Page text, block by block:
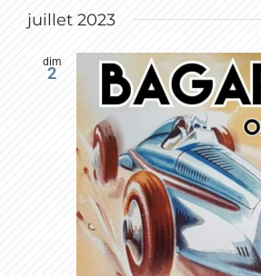
juillet 2023
dim
2